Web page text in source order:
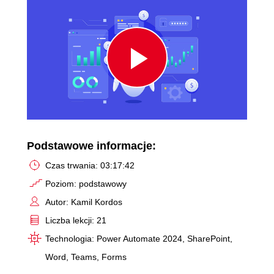
Play
Video
Podstawowe informacje:
Czas trwania: 03:17:42
Poziom: podstawowy
Autor: Kamil Kordos
Liczba lekcji: 21
Technologia: Power Automate 2024, SharePoint,
Word, Teams, Forms